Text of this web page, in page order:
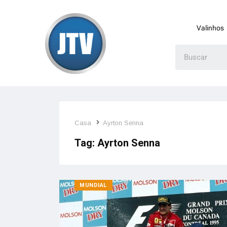
Valinhos
Casa Ayrton Senna
Tag: Ayrton Senna
MUNDIAL